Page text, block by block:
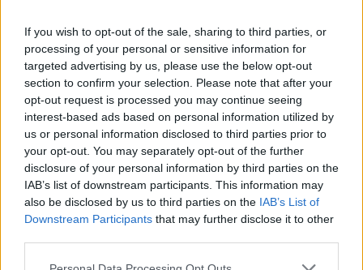
If you wish to opt-out of the sale, sharing to third parties, or
processing of your personal or sensitive information for
targeted advertising by us, please use the below opt-out
section to confirm your selection. Please note that after your
opt-out request is processed you may continue seeing
interest-based ads based on personal information utilized by
us or personal information disclosed to third parties prior to
your opt-out. You may separately opt-out of the further
disclosure of your personal information by third parties on the
IAB’s list of downstream participants. This information may
also be disclosed by us to third parties on the IAB’s List of
Downstream Participants that may further disclose it to other
Please note that this website/app uses one or more Google
Η καλή της φίλη κι επίσης, ηθοποιός, Γούπι
Γκόλντμπεργκ δημοσίευσε μια κοινή τους
φωτογραφία στον προσωπικό της
λογαριασμό στο Instagram από την ταινία
«Sister Act»όπου συμπρωταγωνίστησαν, για
να τιμήσει τη μνήμη της.